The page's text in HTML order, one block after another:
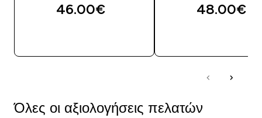
46.00€‎ 48.00€‎
Όλες οι αξιολογήσεις πελατών